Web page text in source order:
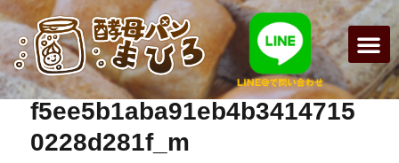
f5ee5b1aba91eb4b3414715
0228d281f_m